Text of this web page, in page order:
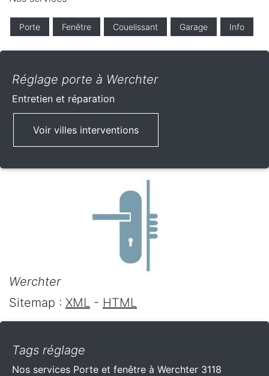
Porte Fenêtre Couelissant Garage Info
Réglage porte à Werchter
Entretien et réparation
Voir villes interventions
Werchter
Sitemap : XML - HTML
Tags réglage
Nos services Porte et fenêtre à Werchter 3118